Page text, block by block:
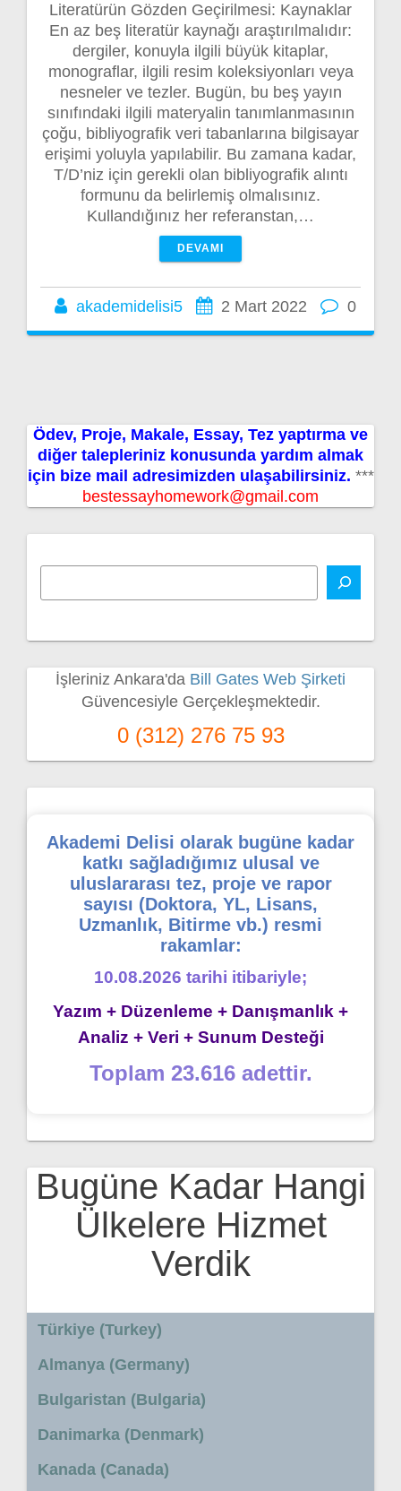
Literatürün Gözden Geçirilmesi: Kaynaklar
En az beş literatür kaynağı araştırılmalıdır:
dergiler, konuyla ilgili büyük kitaplar,
monograflar, ilgili resim koleksiyonları veya
nesneler ve tezler. Bugün, bu beş yayın
sınıfındaki ilgili materyalin tanımlanmasının
çoğu, bibliyografik veri tabanlarına bilgisayar
erişimi yoluyla yapılabilir. Bu zamana kadar,
T/D’niz için gerekli olan bibliyografik alıntı
formunu da belirlemiş olmalısınız.
Kullandığınız her referanstan,…
DEVAMI
akademidelisi5 2 Mart 2022 0
Ödev, Proje, Makale, Essay, Tez yaptırma ve
diğer talepleriniz konusunda yardım almak
için bize mail adresimizden ulaşabilirsiniz. ***
bestessayhomework@gmail.com
İşleriniz Ankara'da Bill Gates Web Şirketi
Güvencesiyle Gerçekleşmektedir.
0 (312) 276 75 93
Akademi Delisi olarak bugüne kadar
katkı sağladığımız ulusal ve
uluslararası tez, proje ve rapor
sayısı (Doktora, YL, Lisans,
Uzmanlık, Bitirme vb.) resmi
rakamlar:
10.08.2026 tarihi itibariyle;
Yazım + Düzenleme + Danışmanlık +
Analiz + Veri + Sunum Desteği
Toplam 23.616 adettir.
Bugüne Kadar Hangi
Ülkelere Hizmet
Verdik
Türkiye (Turkey)
Almanya (Germany)
Bulgaristan (Bulgaria)
Danimarka (Denmark)
Kanada (Canada)